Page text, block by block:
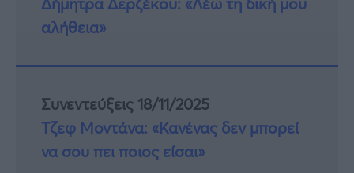
αλήθεια»
Συνεντεύξεις 18/11/2025
Τζεφ Μοντάνα: «Κανένας δεν μπορεί
να σου πει ποιος είσαι»